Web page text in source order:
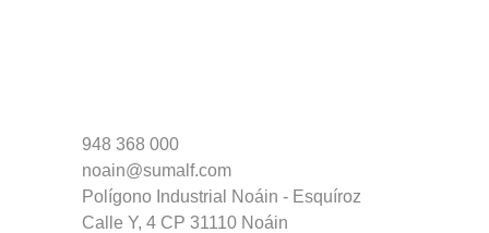
948 368 000
noain@sumalf.com
Polígono Industrial Noáin - Esquíroz
Calle Y, 4 CP 31110 Noáin